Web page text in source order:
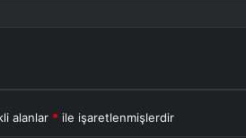
alanlar * ile işaretlenmişlerdir